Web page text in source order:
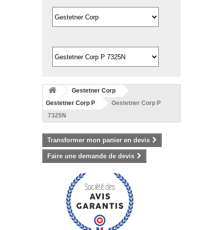
Gestetner Corp
Gestetner Corp P
Gestetner Corp P
7325N
Transformer mon panier en devis
Faire une demande de devis